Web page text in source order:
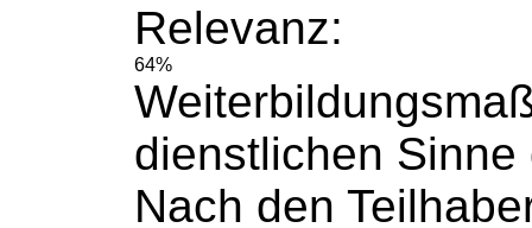
Relevanz:
64%
dienstlichen
Nach den